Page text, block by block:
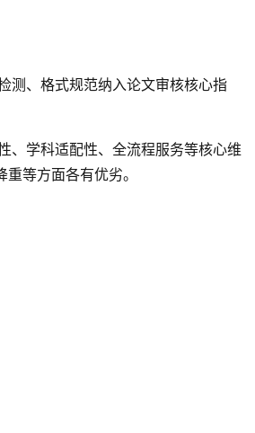
测、格式规范纳入论文审核核心指
、学科适配性、全流程服务等核心维
等方面各有优劣。